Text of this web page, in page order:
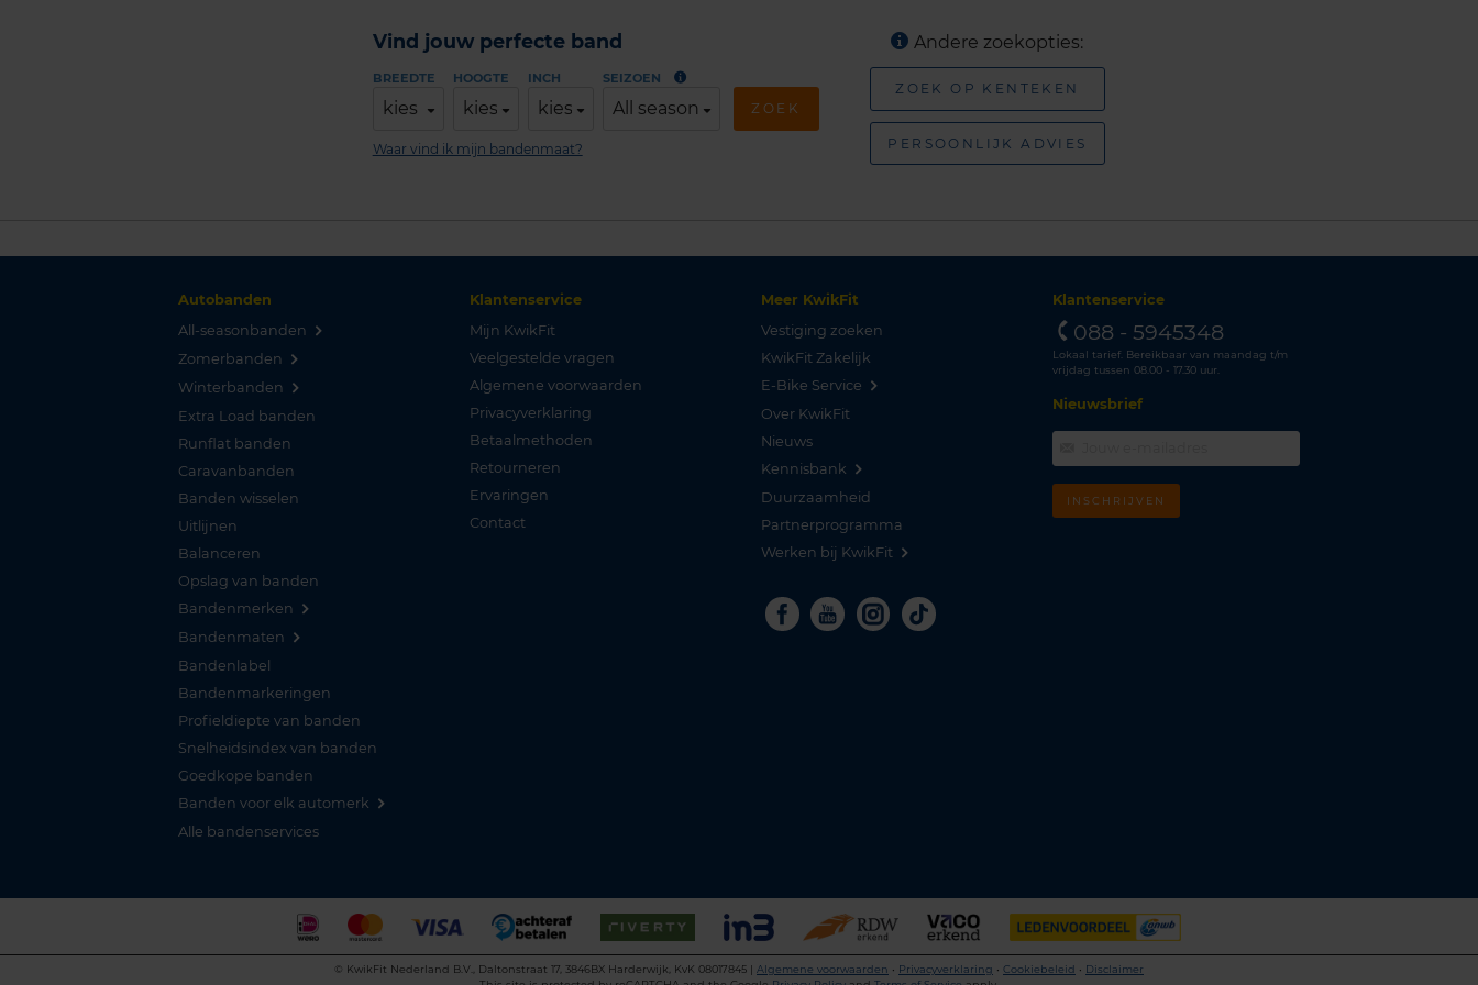
Vind jouw perfecte band
BREEDTE
kies
HOOGTE
kies
INCH
kies
SEIZOEN
All season ZOEK
Waar vind ik mijn bandenmaat?
Andere zoekopties:
ZOEK OP KENTEKEN
PERSOONLIJK ADVIES
Autobanden
All-seasonbanden
Zomerbanden
Winterbanden
Extra Load banden
Runflat banden
Caravanbanden
Banden wisselen
Uitlijnen
Balanceren
Opslag van banden
Bandenmerken
Bandenmaten
Bandenlabel
Bandenmarkeringen
Profieldiepte van banden
Snelheidsindex van banden
Goedkope banden
Banden voor elk automerk
Alle bandenservices
Klantenservice
Mijn KwikFit
Veelgestelde vragen
Algemene voorwaarden
Privacyverklaring
Betaalmethoden
Retourneren
Ervaringen
Contact
Meer KwikFit
Vestiging zoeken
KwikFit Zakelijk
E-Bike Service
Over KwikFit
Nieuws
Kennisbank
Duurzaamheid
Partnerprogramma
Werken bij KwikFit
Facebook
YoutubeInstagram
Tiktok
Klantenservice
088 - 5945348
Lokaal tarief. Bereikbaar van maandag t/m
vrijdag tussen 08.00 - 17.30 uur.
Nieuwsbrief
INSCHRIJVEN
© KwikFit Nederland B.V., Daltonstraat 17, 3846BX Harderwijk, KvK 08017845 | Algemene voorwaarden • Privacyverklaring • Cookiebeleid • Disclaimer